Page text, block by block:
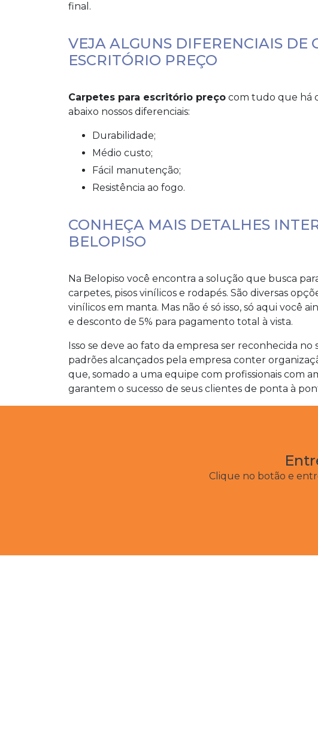
final.
VEJA ALGUNS DIFERENCIAIS DE
ESCRITÓRIO PREÇO
Carpetes para escritório preço com tudo que há
abaixo nossos diferenciais:
Durabilidade;
Médio custo;
Fácil manutenção;
Resistência ao fogo.
CONHEÇA MAIS DETALHES
BELOPISO
Na Belopiso você encontra a solução que busca
carpetes, pisos vinílicos e rodapés. São diversas
vinílicos em manta. Mas não é só isso, só aqui você
e desconto de 5% para pagamento total à vista.
Isso se deve ao fato da empresa ser reconhecida
padrões alcançados pela empresa conter
que, somado a uma equipe com profissionais com
garantem o sucesso de seus clientes de ponta à
Clique no botão e